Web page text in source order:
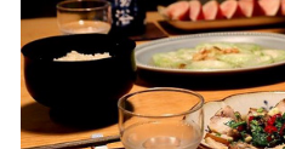
照相簿
影音區
創意出版服務